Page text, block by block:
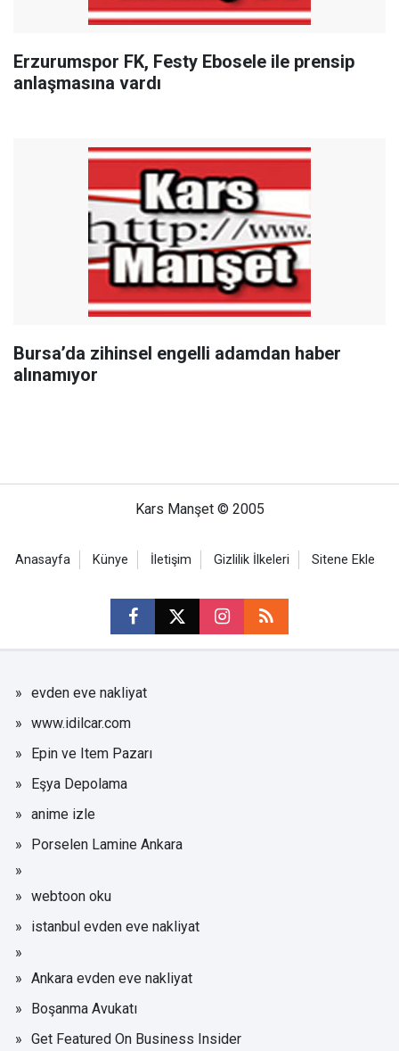
Erzurumspor FK, Festy Ebosele ile prensip
anlaşmasına vardı
Bursa’da zihinsel engelli adamdan haber
alınamıyor
Kars Manşet © 2005
Anasayfa Künye İletişim Gizlilik İlkeleri Sitene Ekle
evden eve nakliyat
www.idilcar.com
Epin ve Item Pazarı
Eşya Depolama
anime izle
Porselen Lamine Ankara
webtoon oku
istanbul evden eve nakliyat
Ankara evden eve nakliyat
Boşanma Avukatı
Get Featured On Business Insider